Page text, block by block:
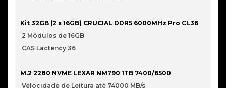
Kit 32GB (2 x 16GB) CRUCIAL DDR5 6000MHz Pro CL36
2 Módulos de 16GB
CAS Lactency 36
M.2 2280 NVME LEXAR NM790 1TB 7400/6500
Velocidade de Leitura até 74000 MB/s